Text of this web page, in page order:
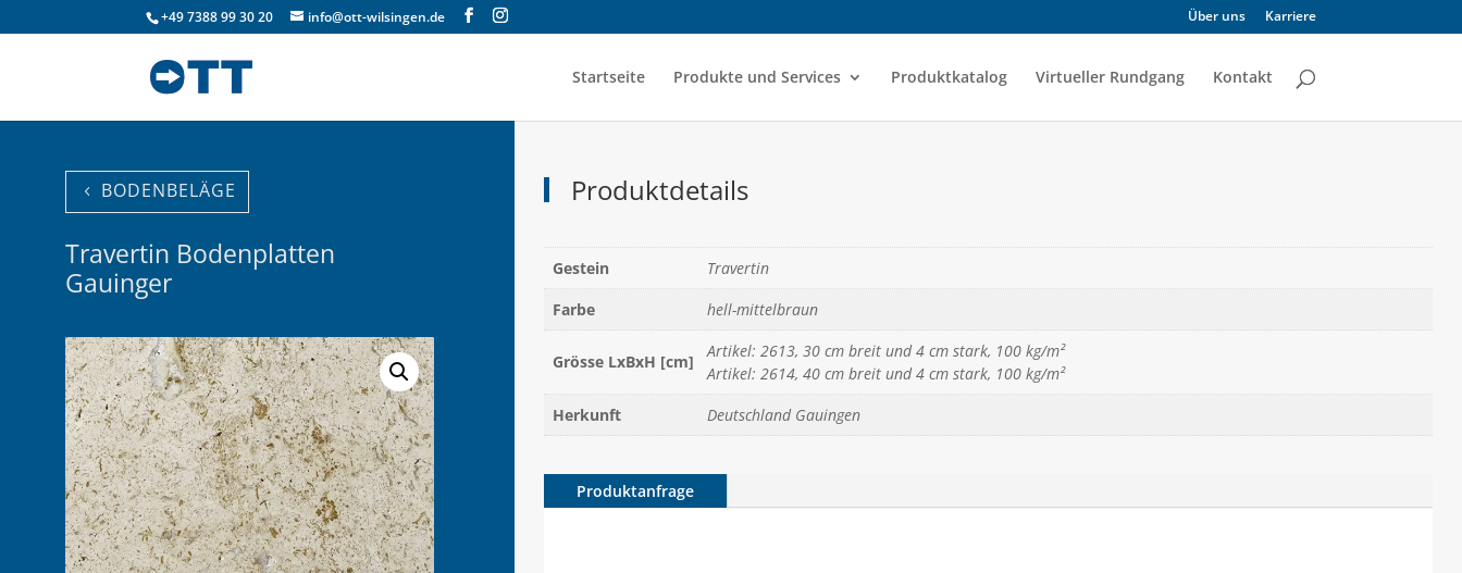
+49 7388 99 30 20 info@ott-wilsingen.de Über uns Karriere
Startseite Produkte und Services Produktkatalog Virtueller Rundgang Kontakt
BODENBELÄGE
Travertin Bodenplatten
Gauinger
Produktdetails
Gestein
Travertin
Farbe
hell-mittelbraun
Grösse LxBxH [cm]
Artikel: 2613, 30 cm breit und 4 cm stark, 100 kg/m²
Artikel: 2614, 40 cm breit und 4 cm stark, 100 kg/m²
Herkunft
Deutschland Gauingen
Produktanfrage